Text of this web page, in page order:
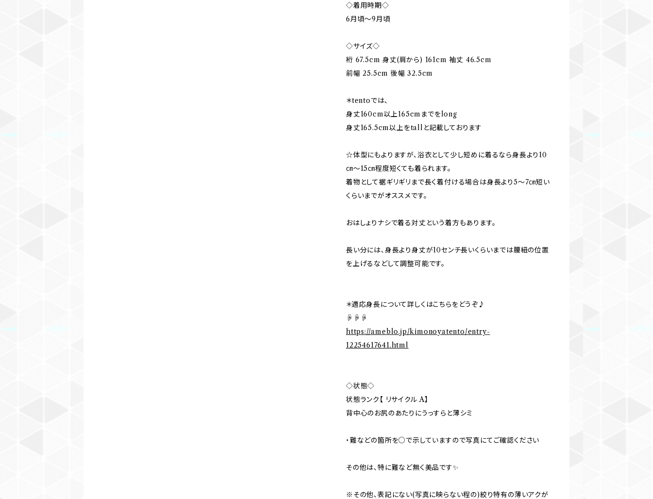
◇着用時期◇
6月頃～9月頃
◇サイズ◇
裄 67.5cm 身丈(肩から) 161cm 袖丈 46.5cm
前幅 25.5cm 後幅 32.5cm
＊tentoでは、
身丈160cm以上165cmまでをlong
身丈165.5cm以上をtallと記載しております
☆体型にもよりますが、浴衣として少し短めに着るなら身長より10
㎝〜15㎝程度短くても着られます。
着物として裾ギリギリまで長く着付ける場合は身長より5〜7㎝短い
くらいまでがオススメです。
おはしょりナシで着る対丈という着方もあります。
長い分には、身長より身丈が10センチ長いくらいまでは腰紐の位置
を上げるなどして調整可能です。
＊適応身長について詳しくはこちらをどうぞ♪
☟☟☟
https://ameblo.jp/kimonoyatento/entry-
12254617641.html
◇状態◇
状態ランク【 リサイクル A】
背中心のお尻のあたりにうっすらと薄シミ
・難などの箇所を○で示していますので写真にてご確認ください
その他は、特に難など無く美品です✨
※その他、表記にない(写真に映らない程の)絞り特有の薄いアクが